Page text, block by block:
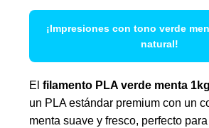
¡Impresiones con tono verde
natural!
El filamento PLA verde menta
un PLA estándar premium con un
menta suave y fresco, perfecto